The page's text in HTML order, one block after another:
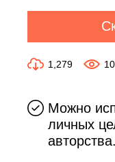
1,279
Можно
личных
авторства.